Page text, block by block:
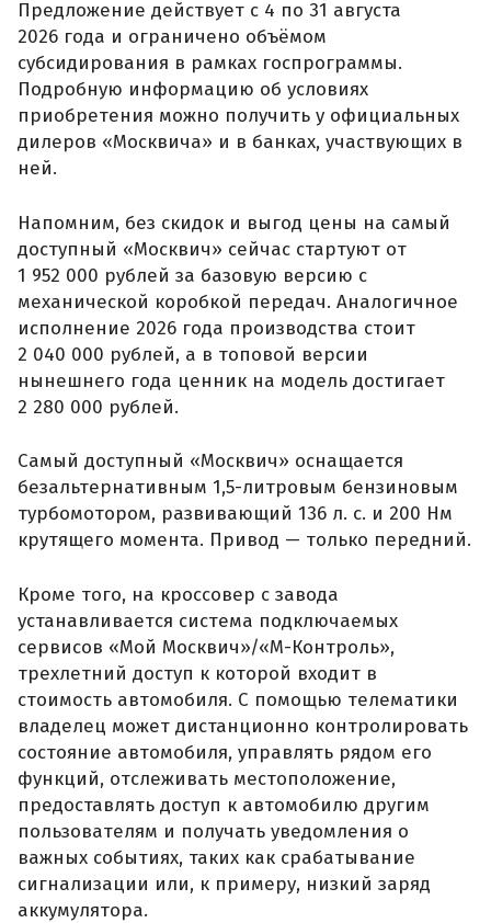
Предложение действует с 4 по 31 августа
2026 года и ограничено объёмом
субсидирования в рамках госпрограммы.
Подробную информацию об условиях
приобретения можно получить у официальных
дилеров «Москвича» и в банках, участвующих в
ней.
Напомним, без скидок и выгод цены на самый
доступный «Москвич» сейчас стартуют от
1 952 000 рублей за базовую версию с
механической коробкой передач. Аналогичное
исполнение 2026 года производства стоит
2 040 000 рублей, а в топовой версии
нынешнего года ценник на модель достигает
2 280 000 рублей.
Самый доступный «Москвич» оснащается
безальтернативным 1,5-литровым бензиновым
турбомотором, развивающий 136 л. с. и 200 Нм
крутящего момента. Привод — только передний.
Кроме того, на кроссовер с завода
устанавливается система подключаемых
сервисов «Мой Москвич»/«М-Контроль»,
трехлетний доступ к которой входит в
стоимость автомобиля. С помощью телематики
владелец может дистанционно контролировать
состояние автомобиля, управлять рядом его
функций, отслеживать местоположение,
предоставлять доступ к автомобилю другим
пользователям и получать уведомления о
важных событиях, таких как срабатывание
сигнализации или, к примеру, низкий заряд
аккумулятора.